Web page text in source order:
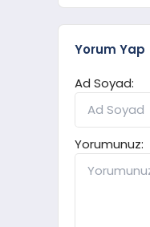
Yorum Yap
Ad Soyad:
Yorumunuz: